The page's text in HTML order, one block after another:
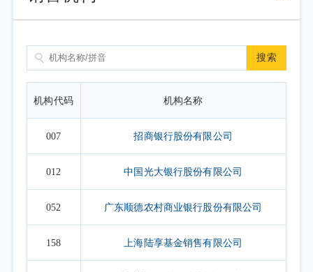
搜索
机构代码 机构名称
007 招商银行股份有限公司
012 中国光大银行股份有限公司
052 广东顺德农村商业银行股份有限公司
158 上海陆享基金销售有限公司